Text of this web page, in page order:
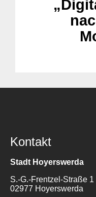
Kontakt
Stadt Hoyerswerda
S.-G.-Frentzel-Straße 1
02977 Hoyerswerda